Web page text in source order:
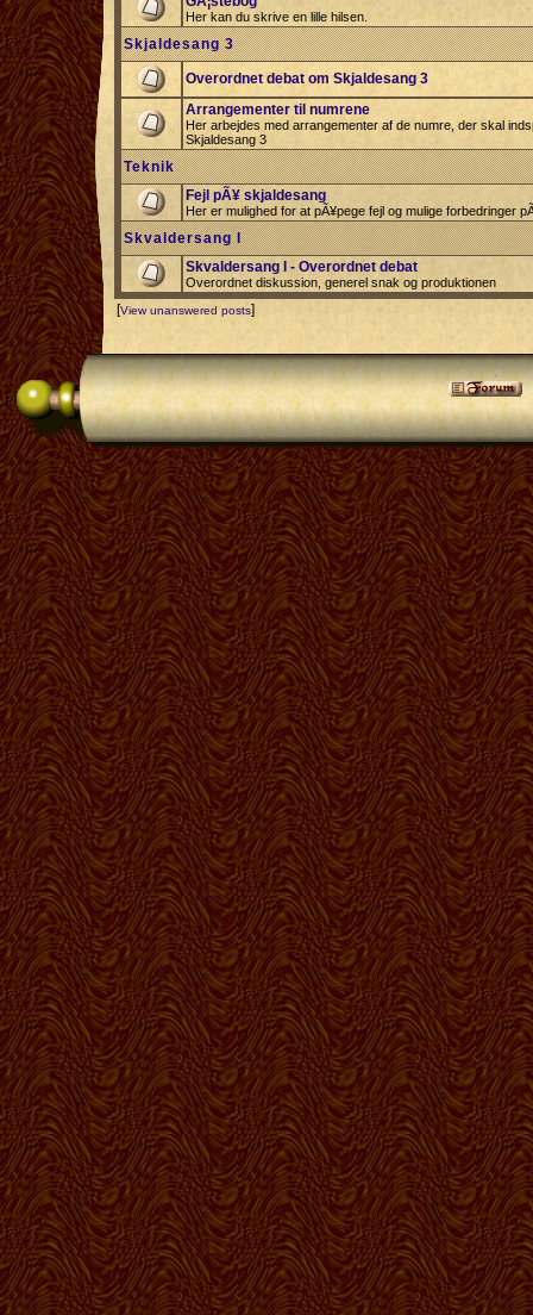
Her kan du skrive en lille hilsen.
Skjaldesang 3
Overordnet debat om Skjaldesang 3
Arrangementer til numrene
Her arbejdes med arrangementer af de numre, der skal
Skjaldesang 3
Teknik
Fejl pÃ¥ skjaldesang
Her er mulighed for at pÃ¥pege fejl og mulige forbedringer
Skvaldersang I
Skvaldersang I - Overordnet debat
Overordnet diskussion, generel snak og produktionen
[View unanswered posts]